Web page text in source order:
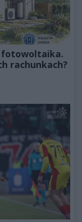
fotowoltaika.
rachunkach?